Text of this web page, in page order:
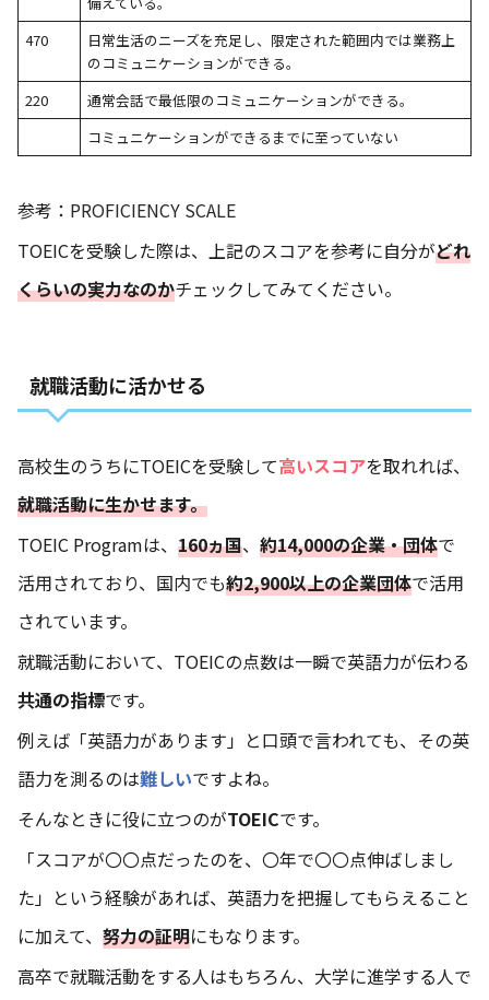
470
日常生活のニーズを充足し、限定された範囲内では業務上
のコミュニケーションができる。
220
通常会話で最低限のコミュニケーションができる。
コミュニケーションができるまでに至っていない
参考： PROFICIENCY SCALE
TOEICを受験した際は、上記のスコアを参考に自分がどれ
くらいの実力なのかチェックしてみてください。
就職活動に活かせる
高校生のうちにTOEICを受験して高いスコアを取れれば、
就職活動に生かせます。
TOEIC Programは、 160ヵ国、 約14,000の企業・団体で
活用されており、国内でも約2,900以上の企業団体で活用
されています。
就職活動において、TOEICの点数は一瞬で英語力が伝わる
共通の指標です。
例えば「英語力があります」と口頭で言われても、その英
語力を測るのは難しいですよね。
そんなときに役に立つのがTOEICです。
「スコアが〇〇点だったのを、〇年で〇〇点伸ばしまし
た」という経験があれば、英語力を把握してもらえること
に加えて、 努力の証明にもなります。
高卒で就職活動をする人はもちろん、大学に進学する人で